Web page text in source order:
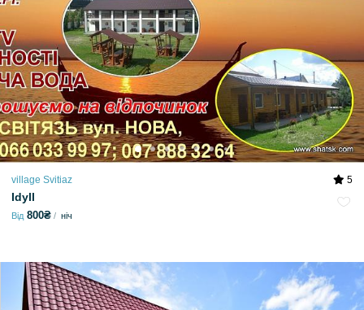
village Svitiaz 5
Idyll
Від 800₴ ніч